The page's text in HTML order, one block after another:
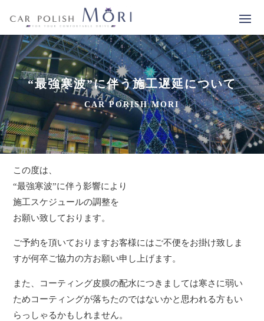
“最強寒波”に伴う施工遅延について
CAR PORISH MORI
この度は、
“最強寒波”に伴う影響により
施工スケジュールの調整を
お願い致しております。
ご予約を頂いておりますお客様にはご不便をお掛け致しま
すが何卒ご協力の方お願い申し上げます。
また、コーティング皮膜の配水につきましては寒さに弱い
ためコーティングが落ちたのではないかと思われる方もい
らっしゃるかもしれません。